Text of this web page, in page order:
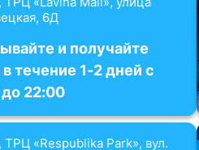
6Д
и получайте
в течение 1-2 дней с
22:00
ТРЦ «Respublika Park», вул.